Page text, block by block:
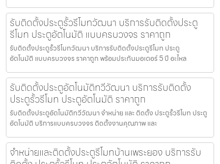
รับติดตั้งประตูรั้วรีโมทวัฒนา บริการรับติดตั้งประตู
รีโมท ประตูอัตโนมัติ แบบครบวงจร ราคาถูก
รับติดตั้งประตูรั้วรีโมทวัฒนา บริการรับติดตั้งประตูรีโมท ประตู
อัตโนมัติ แบบครบวงจร ราคาถูก พร้อมประกันมอเตอร์ 5 ปี อะไหล
รับติดตั้งประตูอัตโนมัติทวีวัฒนา บริการรับติดตั้ง
ประตูรั้วรีโมท ประตูอัตโนมัติ ราคาถูก
รับติดตั้งประตูอัตโนมัติทวีวัฒนา จำหน่าย และ ติดตั้ง ประตูรั้วรีโมท ประตู
อัตโนมัติ บริการแบบครบวงจร ติดตั้งงานคุณภาพ และ
จำหน่ายและติดตั้งประตูรีโมทบ้านเพระยอง บริการรับ